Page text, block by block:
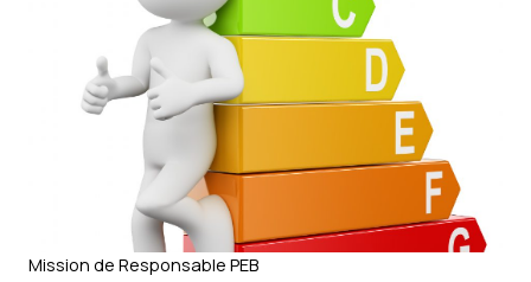
Mission de Responsable PEB